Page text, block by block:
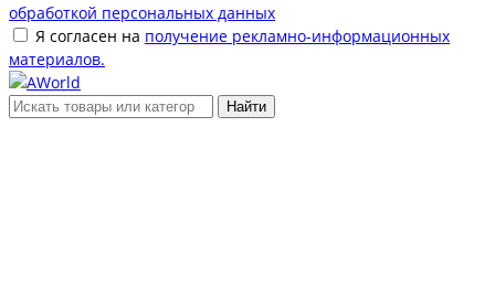
обработкой персональных данных
Я согласен на получение рекламно-информационных
материалов.
Найти